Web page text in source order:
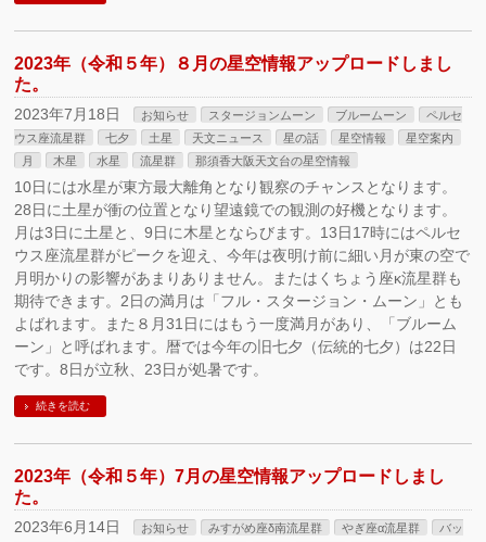
2023年（令和５年）８月の星空情報アップロードしまし
た。
2023年7月18日 お知らせ スタージョンムーン ブルームーン
ペルセ
ウス座流星群
七夕 土星 天文ニュース 星の話 星空情報
星空案内
月
木星 水星 流星群 那須香大阪天文台の星空情報
10日には水星が東方最大離角となり観察のチャンスとなります。
28日に土星が衝の位置となり望遠鏡での観測の好機となります。
月は3日に土星と、9日に木星とならびます。13日17時にはペルセ
ウス座流星群がピークを迎え、今年は夜明け前に細い月が東の空で
月明かりの影響があまりありません。またはくちょう座κ流星群も
期待できます。2日の満月は「フル・スタージョン・ムーン」とも
よばれます。また８月31日にはもう一度満月があり、「ブルーム
ーン」と呼ばれます。暦では今年の旧七夕（伝統的七夕）は22日
です。8日が立秋、23日が処暑です。
続きを読む
2023年（令和５年）7月の星空情報アップロードしまし
た。
2023年6月14日 お知らせ みすがめ座δ南流星群 やぎ座α流星群
バッ